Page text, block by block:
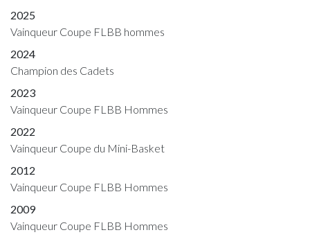
2025
Vainqueur Coupe FLBB hommes
2024
Champion des Cadets
2023
Vainqueur Coupe FLBB Hommes
2022
Vainqueur Coupe du Mini-Basket
2012
Vainqueur Coupe FLBB Hommes
2009
Vainqueur Coupe FLBB Hommes